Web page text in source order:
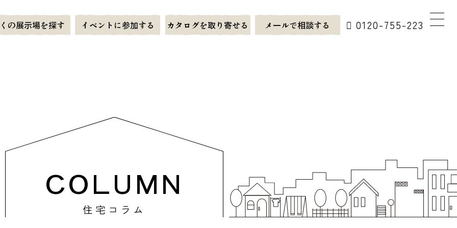
の展示場を探す イベントに参加する カタログを取り寄せる メールで相談する 0120-755-223
COLUMN
住宅コラム